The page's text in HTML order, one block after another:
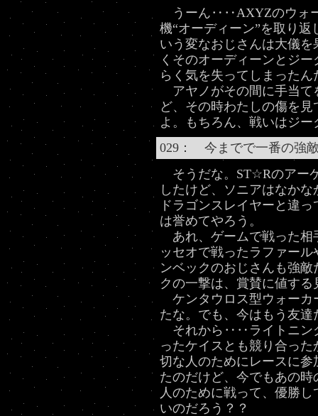
うーん‥‥AXYZのウォー
機“オーディーン”を取り
いう変なおじさんは大儀
くそのオーディーンとジ
らく気を失ってしまったん
アヤノがその間に手当て
ど、その時わたしの傷を
よ。もちろん、戦いはジ
029： 今までで一番の強
そうだな。ST☆Rのアー
したけど、ソニアはなか
ドラゴンスレイヤーと違
は誉めてやろう。
あれ、ゲームで戦った
ッセオで戦ったラファー
ンベックのおじさんも強
クの一撃は、賞賛に値す
ケンタウロス型ウォーカ
たな。でも、今はもう友達
それから‥‥ライトニン
ったケイスとも競り合っ
切な人のためにレースに
たのだけど、今でもあの
人のために戦って、優勝
いのだろう？？